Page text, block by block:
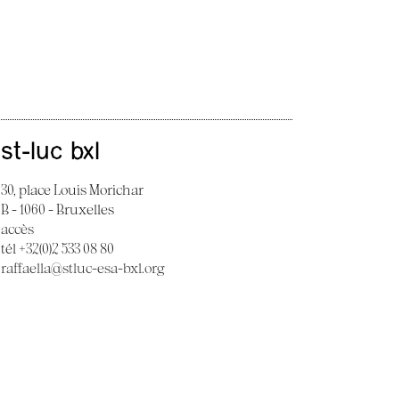
st-luc bxl
30, place Louis Morichar
B - 1060 - Bruxelles
accès
tél +32(0)2 533 08 80
raffaella@stluc-esa-bxl.org